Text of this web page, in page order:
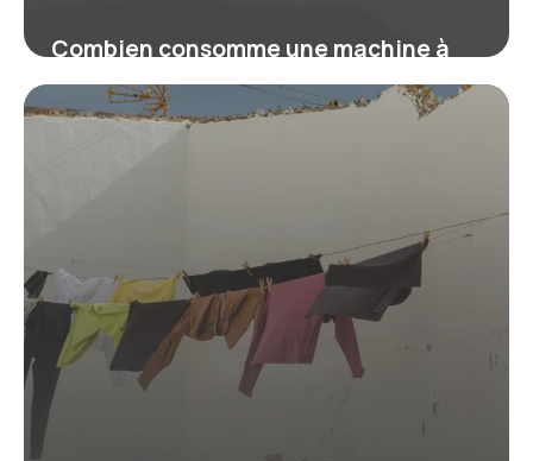
Combien consomme une machine à
laver ? Guide malin pour payer moins
16 juillet 2026